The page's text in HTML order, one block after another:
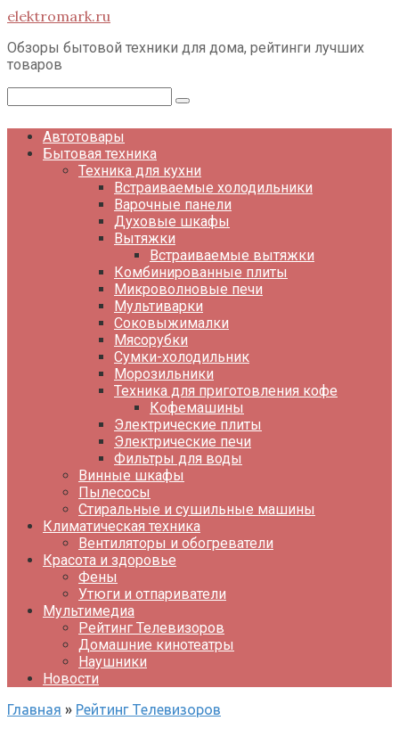
Перейти
контенту
elektromark.ru
Обзоры бытовой техники для дома, рейтинги лучших
товаров
Автотовары
Бытовая техника
Техника для кухни
Встраиваемые холодильники
Варочные панели
Духовые шкафы
Вытяжки
Встраиваемые вытяжки
Комбинированные плиты
Микроволновые печи
Мультиварки
Соковыжималки
Мясорубки
Сумки-холодильник
Морозильники
Техника для приготовления кофе
Кофемашины
Электрические плиты
Электрические печи
Фильтры для воды
Винные шкафы
Пылесосы
Стиральные и сушильные машины
Климатическая техника
Вентиляторы и обогреватели
Красота и здоровье
Фены
Утюги и отпариватели
Мультимедиа
Рейтинг Телевизоров
Домашние кинотеатры
Наушники
Новости
Главная » Рейтинг Телевизоров